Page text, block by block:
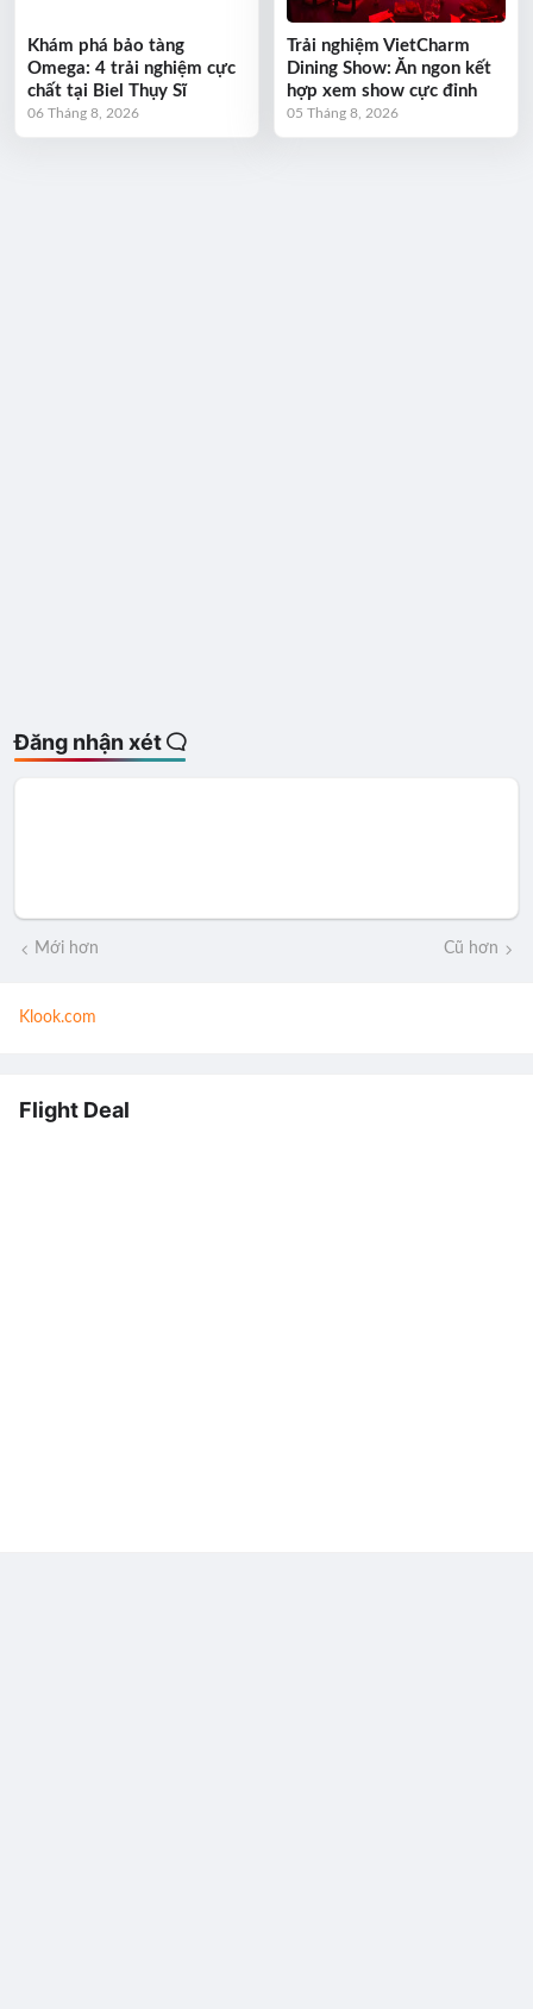
Khám phá bảo tàng
Omega: 4 trải nghiệm cực
chất tại Biel Thụy Sĩ
06 Tháng 8, 2026
Trải nghiệm VietCharm
Dining Show: Ăn ngon kết
hợp xem show cực đỉnh
05 Tháng 8, 2026
Đăng nhận xét
Mới hơn Cũ hơn
Klook.com
Flight Deal